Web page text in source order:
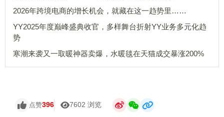
2026年跨境电商的增长机会，就藏在这一趋势里……
YY2025年度巅峰盛典收官，多样舞台折射YY业务多元化趋
势
寒潮来袭又一取暖神器卖爆，水暖毯在天猫成交暴涨200%
点赞396 7602 浏览